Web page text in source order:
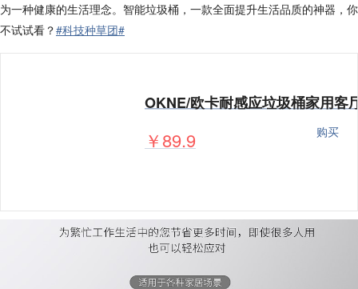
为一种健康的生活理念。智能垃圾桶，一款全面提升生活品质的神器，你
不试试看？#科技种䓍团#
￥89.9 购买